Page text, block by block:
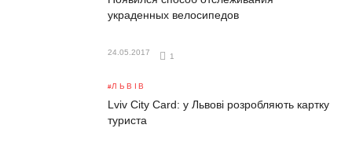
украденных велосипедов
24.05.2017
1
ЛЬВІВ
Lviv City Card: у Львові розробляють картку
туриста